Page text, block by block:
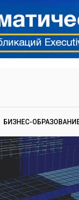
БИЗНЕС-